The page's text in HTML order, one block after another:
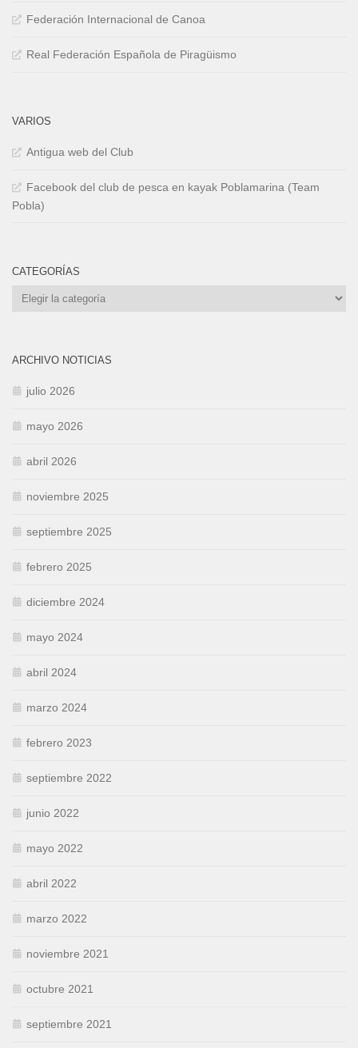
Federación Internacional de Canoa
Real Federación Española de Piragüismo
VARIOS
Antigua web del Club
Facebook del club de pesca en kayak Poblamarina (Team
Pobla)
CATEGORÍAS
Categorías
ARCHIVO NOTICIAS
julio 2026
mayo 2026
abril 2026
noviembre 2025
septiembre 2025
febrero 2025
diciembre 2024
mayo 2024
abril 2024
marzo 2024
febrero 2023
septiembre 2022
junio 2022
mayo 2022
abril 2022
marzo 2022
noviembre 2021
octubre 2021
septiembre 2021